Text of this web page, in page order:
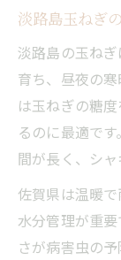
淡路島玉ねぎ
淡路島の玉ね
育ち、昼夜の
は玉ねぎの糖
るのに最適で
間が長く、シ
佐賀県は温暖
水分管理が重
さが病害虫の